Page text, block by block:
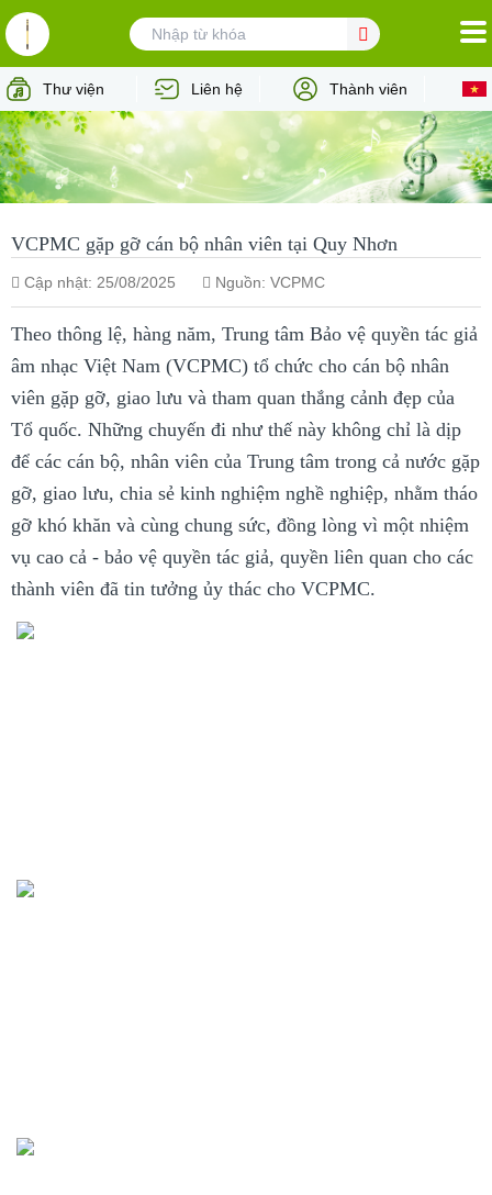
Thư viện Liên hệ Thành viên
VCPMC gặp gỡ cán bộ nhân viên tại Quy Nhơn
Cập nhật: 25/08/2025 Nguồn: VCPMC
Theo thông lệ, hàng năm, Trung tâm Bảo vệ quyền tác giả
âm nhạc Việt Nam (VCPMC) tổ chức cho cán bộ nhân
viên gặp gỡ, giao lưu và tham quan thắng cảnh đẹp của
Tổ quốc. Những chuyến đi như thế này không chỉ là dịp
để các cán bộ, nhân viên của Trung tâm trong cả nước gặp
gỡ, giao lưu, chia sẻ kinh nghiệm nghề nghiệp, nhằm tháo
gỡ khó khăn và cùng chung sức, đồng lòng vì một nhiệm
vụ cao cả - bảo vệ quyền tác giả, quyền liên quan cho các
thành viên đã tin tưởng ủy thác cho VCPMC.
TRANG CHỦ
VỀ VCPMC
TÁC GIẢ
TƯ VẤN PHÁP LÝ